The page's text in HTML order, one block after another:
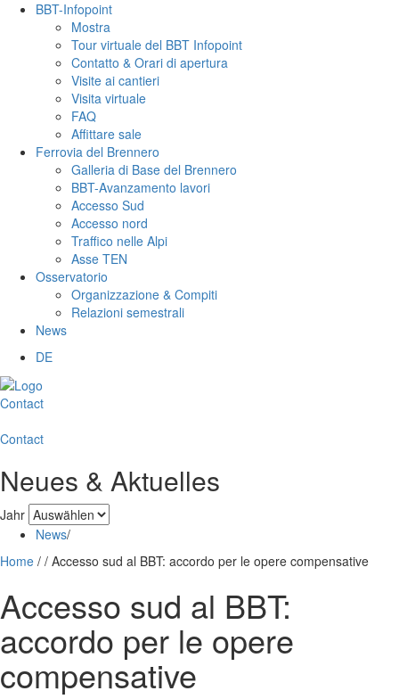
BBT-Infopoint
Mostra
Tour virtuale del BBT Infopoint
Contatto & Orari di apertura
Visite ai cantieri
Visita virtuale
FAQ
Affittare sale
Ferrovia del Brennero
Galleria di Base del Brennero
BBT-Avanzamento lavori
Accesso Sud
Accesso nord
Traffico nelle Alpi
Asse TEN
Osservatorio
Organizzazione & Compiti
Relazioni semestrali
News
DE
Contact
Contact
Neues & Aktuelles
Jahr
News/
Home / / Accesso sud al BBT: accordo per le opere compensative
Accesso sud al BBT:
accordo per le opere
compensative